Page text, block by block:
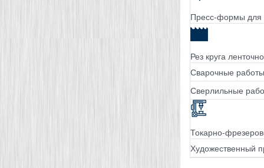
Пресс-формы для
Рез круга
Сварочные работы
Сверлильные
Токарно-
Художественный